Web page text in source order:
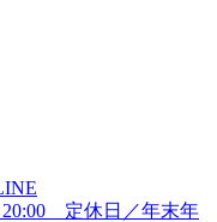
20:00 定休日／年末年